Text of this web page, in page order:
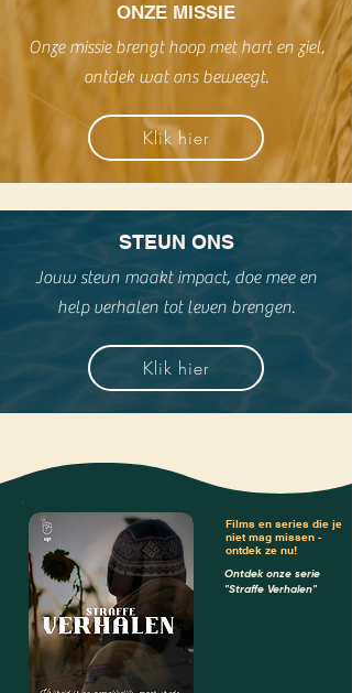
ONZE MISSIE
Onze missie brengt hoop met hart en ziel,
ontdek wat ons beweegt.
Klik hier
STEUN ONS
Jouw steun maakt impact, doe mee en
help verhalen tot leven brengen.
Klik hier
Films en series die je
niet mag missen -
ontdek ze nu!
Ontdek onze serie
"Straffe Verhalen"